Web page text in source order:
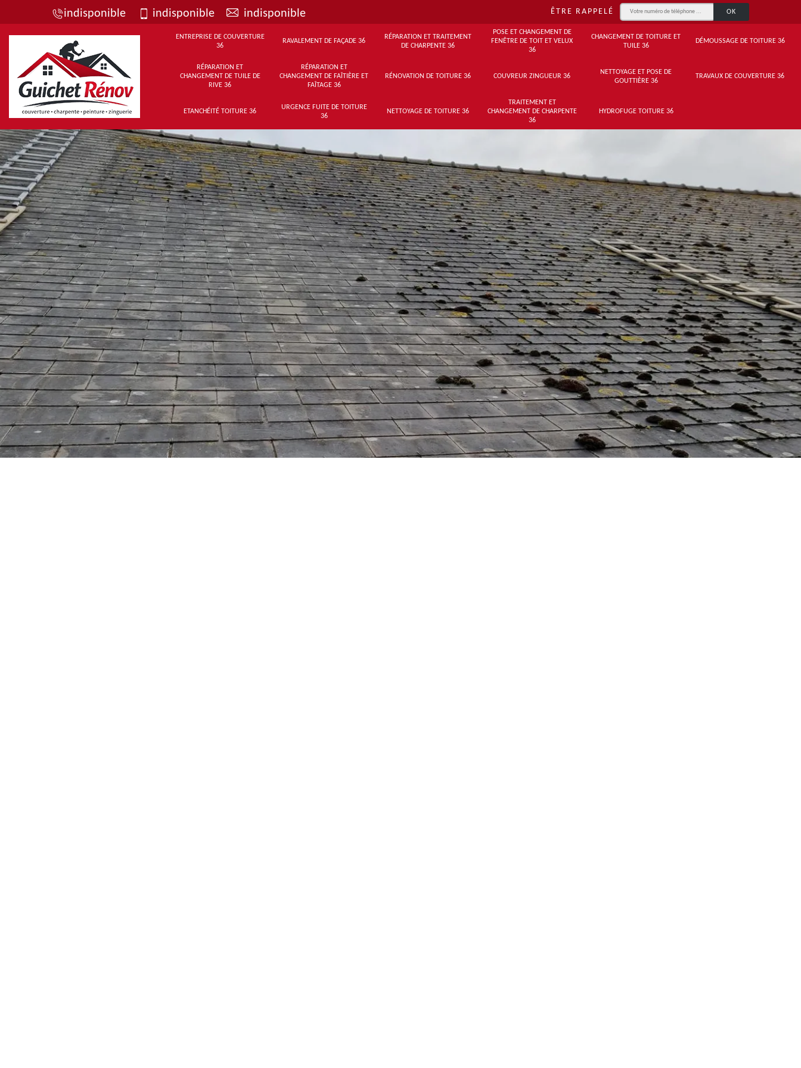
indisponible indisponible indisponible ÊTRE RAPPELÉ
ENTREPRISE DE COUVERTURE
36
RAVALEMENT DE FAÇADE 36
RÉPARATION ET TRAITEMENT
DE CHARPENTE 36
POSE ET CHANGEMENT DE
FENÊTRE DE TOIT ET VELUX
36
CHANGEMENT DE TOITURE ET
TUILE 36
DÉMOUSSAGE DE TOITURE 36
RÉPARATION ET
CHANGEMENT DE TUILE DE
RIVE 36
RÉPARATION ET
CHANGEMENT DE FAÎTIÈRE ET
FAÎTAGE 36
RÉNOVATION DE TOITURE 36 COUVREUR ZINGUEUR 36
NETTOYAGE ET POSE DE
GOUTTIÈRE 36
TRAVAUX DE COUVERTURE 36
ETANCHÉITÉ TOITURE 36
URGENCE FUITE DE TOITURE
36
NETTOYAGE DE TOITURE 36
TRAITEMENT ET
CHANGEMENT DE CHARPENTE
36
HYDROFUGE TOITURE 36